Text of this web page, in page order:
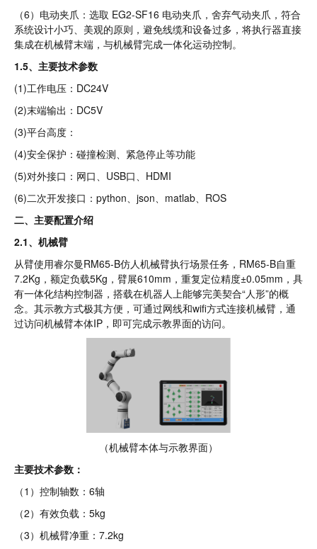
（6）电动夹爪：选取 EG2-SF16 电动夹爪，舍弃气动夹爪，符合
系统设计小巧、美观的原则，避免线缆和设备过多，将执行器直接
集成在机械臂末端，与机械臂完成一体化运动控制。
1.5、主要技术参数
(1)工作电压：DC24V
(2)末端输出：DC5V
(3)平台高度：
(4)安全保护：碰撞检测、紧急停止等功能
(5)对外接口：网口、USB口、HDMI
(6)二次开发接口：python、json、matlab、ROS
二、主要配置介绍
2.1、机械臂
从臂使用睿尔曼RM65-B仿人机械臂执行场景任务，RM65-B自重
7.2Kg，额定负载5Kg，臂展610mm，重复定位精度±0.05mm，具
有一体化结构控制器，搭载在机器人上能够完美契合“人形”的概
念。其示教方式极其方便，可通过网线和wifi方式连接机械臂，通
过访问机械臂本体IP，即可完成示教界面的访问。
（机械臂本体与示教界面）
主要技术参数：
（1）控制轴数：6轴
（2）有效负载：5kg
（3）机械臂净重：7.2kg